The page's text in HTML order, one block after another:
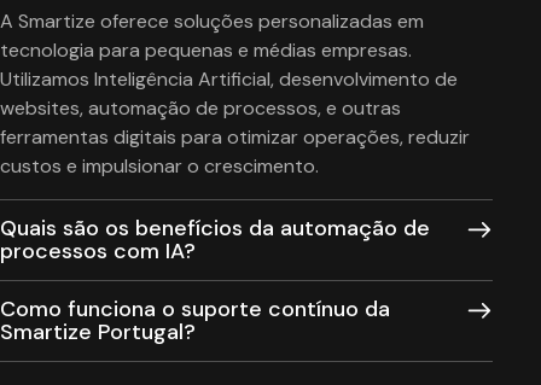
A Smartize oferece soluções personalizadas em
tecnologia para pequenas e médias empresas.
Utilizamos Inteligência Artificial, desenvolvimento de
websites, automação de processos, e outras
ferramentas digitais para otimizar operações, reduzir
custos e impulsionar o crescimento.
Quais são os benefícios da automação de
processos com IA?
Como funciona o suporte contínuo da
Smartize Portugal?